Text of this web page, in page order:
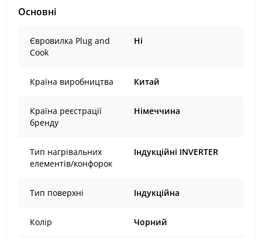
Основні
Євровилка Plug and
Cook
Ні
Країна виробництва Китай
Країна реєстрації
бренду
Німеччина
Тип нагрівальних
елементів/конфорок
Індукційні INVERTER
Тип поверхні Індукційна
Колір Чорний